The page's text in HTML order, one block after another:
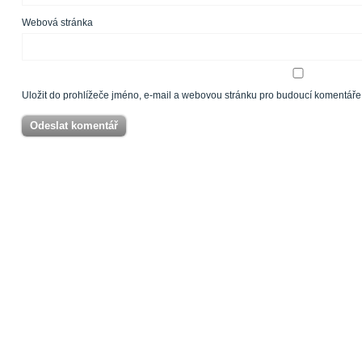
Webová stránka
Uložit do prohlížeče jméno, e-mail a webovou stránku pro budoucí